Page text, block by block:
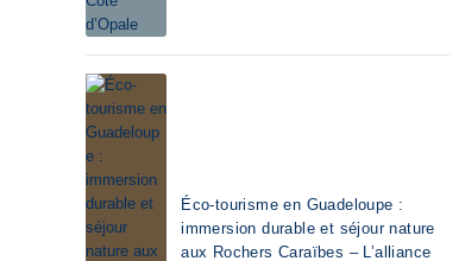
Éco-tourisme en Guadeloupe :
immersion durable et séjour nature
aux Rochers Caraïbes – L’alliance